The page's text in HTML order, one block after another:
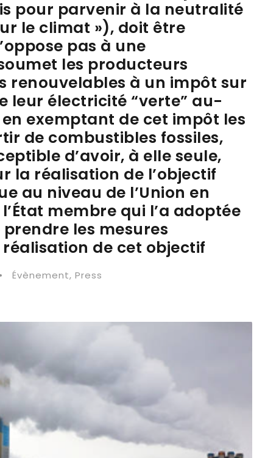
pour parvenir à la neutralité
le climat »), doit être
pas à une
les producteurs
renouvelables à un impôt sur
leur électricité “verte” au-
exemptant de cet impôt les
de combustibles fossiles,
d’avoir, à elle seule,
la réalisation de l’objectif
au niveau de l’Union en
membre qui l’a adoptée
les mesures
de cet objectif
• Évènement, Press